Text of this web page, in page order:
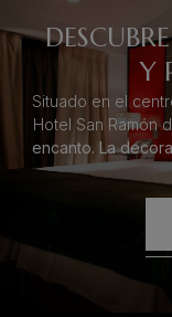
Y
Situado en el
Hotel San Ramón
encanto. La